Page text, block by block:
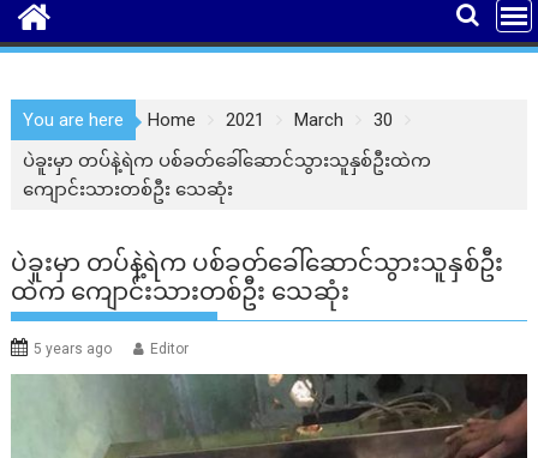
You are here Home 2021 March
30
ပဲခူးမှာ တပ်နဲ့ရဲက ပစ်ခတ်ခေါ်ဆောင်သွားသူနှစ်ဦးထဲက
ကျောင်းသားတစ်ဦး သေဆုံး
ပဲခူးမှာ တပ်နဲ့ရဲက ပစ်ခတ်ခေါ်ဆောင်သွားသူနှစ်ဦး
ထဲက ကျောင်းသားတစ်ဦး သေဆုံး
5 years ago Editor